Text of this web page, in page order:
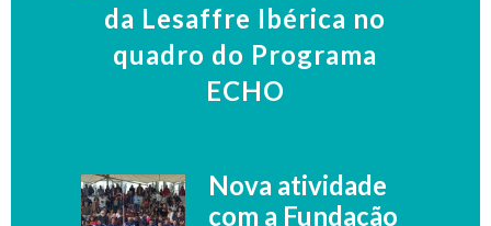
da Lesaffre Ibérica no
quadro do Programa
ECHO
Nova atividade
com a Fundação